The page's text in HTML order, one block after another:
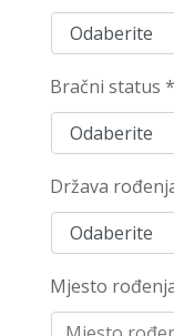
Bračni status *
Država
Mjesto